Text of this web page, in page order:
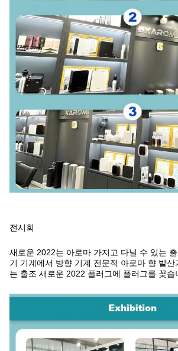
전시회
새로운 2022는 아로마 가지고 다닐 수 있는
기 기계에서 방향 기계 전문적 아로마 향 발산
는 출조 새로운 2022 플러그에 플러그를 꽂습